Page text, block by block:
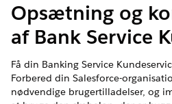
Opsætning og
af Bank Service
Få din Banking Service
Forbered din Salesforce-
nødvendige brugertilladelser, og